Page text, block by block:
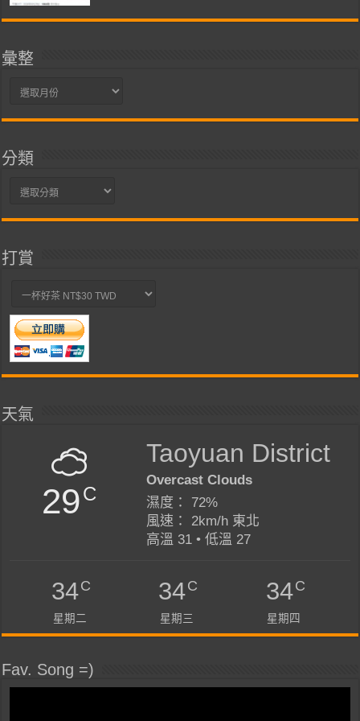
彙整
彙
分類
分
打賞
天氣
29C
Taoyuan District
Overcast Clouds
濕度： 72%
風速： 2km/h 東北
高溫 31 • 低溫 27
34C
星期二
34C
星期三
34C
星期四
Fav. Song =)